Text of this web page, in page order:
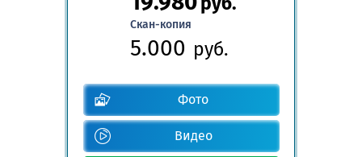
Скан-копия
5.000 руб.
Фото
Видео